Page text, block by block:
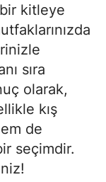
kitleye
sıra
olarak,
kış
de
seçimdir.